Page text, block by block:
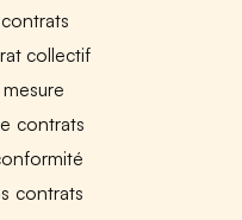
collectif
contrats
contrats